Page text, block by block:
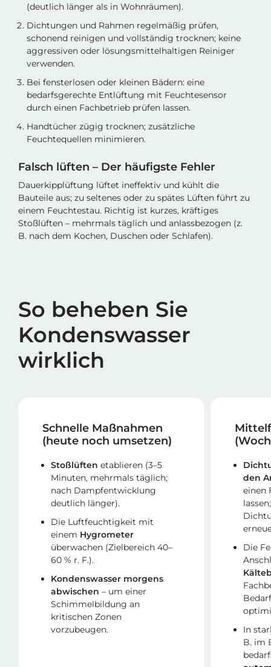
(deutlich länger als in Wohnräumen).
Dichtungen und Rahmen regelmäßig prüfen,
schonend reinigen und vollständig trocknen; keine
aggressiven oder lösungsmittelhaltigen Reiniger
verwenden.
Bei fensterlosen oder kleinen Bädern: eine
bedarfsgerechte Entlüftung mit Feuchtesensor
durch einen Fachbetrieb prüfen lassen.
Handtücher zügig trocknen; zusätzliche
Feuchtequellen minimieren.
Falsch lüften – Der häufigste Fehler
Dauerkipplüftung lüftet ineffektiv und kühlt die
Bauteile aus; zu seltenes oder zu spätes Lüften führt zu
einem Feuchtestau. Richtig ist kurzes, kräftiges
Stoßlüften – mehrmals täglich und anlassbezogen (z.
B. nach dem Kochen, Duschen oder Schlafen).
So beheben Sie
Kondenswasser
wirklich
Schnelle Maßnahmen
(heute noch umsetzen)
Stoßlüften etablieren (3–5
Minuten, mehrmals täglich;
nach Dampfentwicklung
deutlich länger).
Die Luftfeuchtigkeit mit
einem Hygrometer
überwachen (Zielbereich 40–
60 % r. F.).
Kondenswasser morgens
abwischen – um einer
Schimmelbildung an
kritischen Zonen
vorzubeugen.
den
einen
Die
In
B. im